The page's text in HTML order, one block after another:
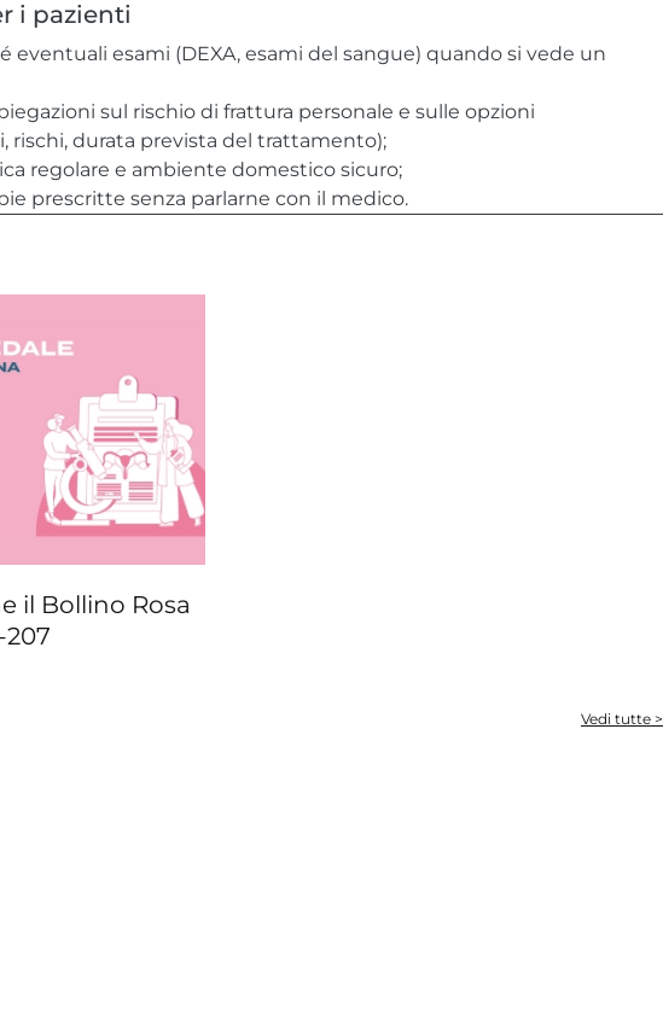
i pazienti
eventuali esami (DEXA, esami del sangue) quando si vede un
sul rischio di frattura personale e sulle opzioni
rischi, durata prevista del trattamento);
regolare e ambiente domestico sicuro;
prescritte senza parlarne con il medico.
il Bollino Rosa
Vedi tutte >